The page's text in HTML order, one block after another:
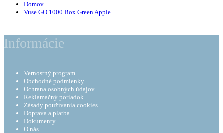
Domov
Vuse GO 1000 Box Green Apple
Informácie
Vernostný program
Obchodné podmienky
Ochrana osobných údajov
Reklamačný poriadok
Zásady používania cookies
Doprava a platba
Dokumenty
O nás